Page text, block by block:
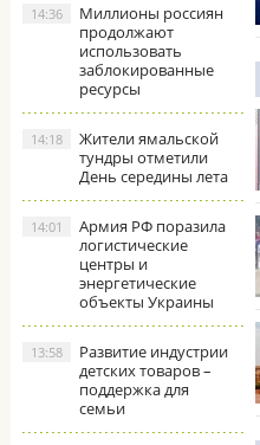
Миллионы россиян
продолжают
использовать
заблокированные
ресурсы
14:36
Жители ямальской
тундры отметили
День середины лета
14:18
Армия РФ поразила
логистические
центры и
энергетические
объекты Украины
14:01
Развитие индустрии
детских товаров –
поддержка для
семьи
13:58